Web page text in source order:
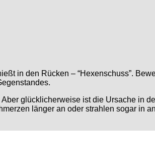
in den Rücken – “Hexenschuss”.
glücklicherweise ist die Ursache in
länger an oder strahlen sogar in